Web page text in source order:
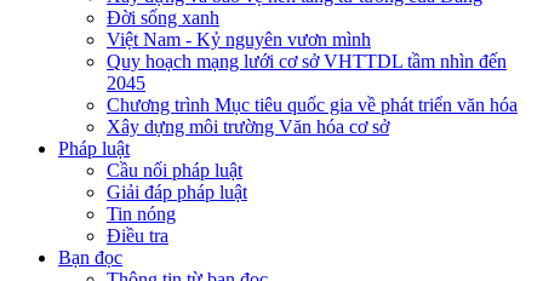
Đời sống xanh
Việt Nam - Kỷ nguyên vươn mình
Quy hoạch mạng lưới cơ sở VHTTDL tầm nhìn đến
2045
Chương trình Mục tiêu quốc gia về phát triển văn hóa
Xây dựng môi trường Văn hóa cơ sở
Pháp luật
Cầu nối pháp luật
Giải đáp pháp luật
Tin nóng
Điều tra
Bạn đọc